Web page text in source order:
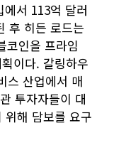
서 113억 달러
후 히든 로드는
코인을 프라임
이다. 갈링하우
스 산업에서 매
투자자들이 대
위해 담보를 요구